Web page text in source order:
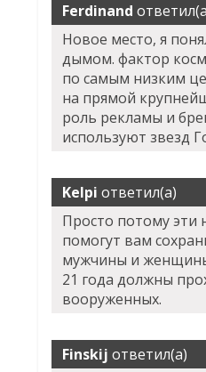
Ferdinand
Новое место, я
дымом. фактор
по самым низким
на прямой
роль рекламы и
используют звезд
Kelpi ответил(а)
Просто потому
помогут вам
мужчины и
21 года должны
вооруженных.
Finskij ответил(а)